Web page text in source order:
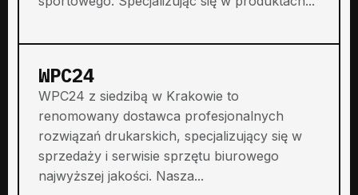
WPC24
WPC24 z siedzibą w Krakowie to
renomowany dostawca profesjonalnych
rozwiązań drukarskich, specjalizujący się w
sprzedaży i serwisie sprzętu biurowego
najwyższej jakości. Nasza...